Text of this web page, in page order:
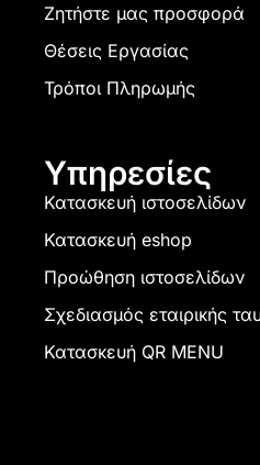
Ζητήστε μας προσφορά
Θέσεις Εργασίας
Τρόποι Πληρωμής
Υπηρεσίες
Κατασκευή ιστοσελίδων
Κατασκευή eshop
Προώθηση ιστοσελίδων
Σχεδιασμός εταιρικής
Κατασκευή QR MENU